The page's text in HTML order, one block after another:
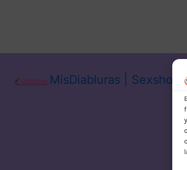
MisDiabluras | Sexshop